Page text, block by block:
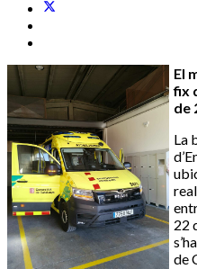
El
fix
de
La
22
de